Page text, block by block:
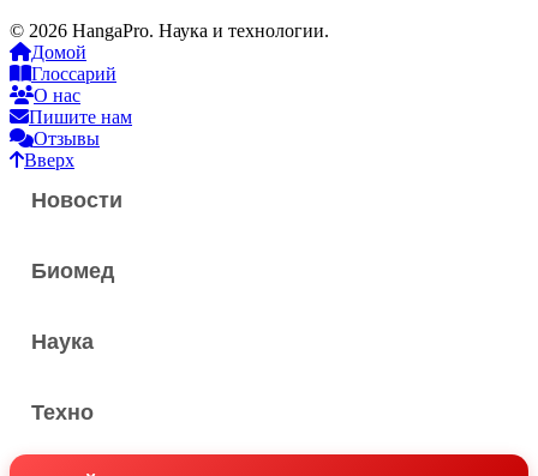
© 2026 HangaPro. Наука и технологии.
Домой
Глоссарий
О нас
Пишите нам
Отзывы
Вверх
Новости
Биомед
Наука
Техно